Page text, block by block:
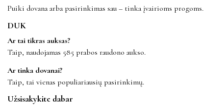
Puiki dovana arba pasirinkimas sau – tinka įvairioms progoms.
DUK
Ar tai tikras auksas?
Taip, naudojamas 585 prabos raudono aukso.
Ar tinka dovanai?
Taip, tai vienas populiariausių pasirinkimų.
Užsisakykite dabar